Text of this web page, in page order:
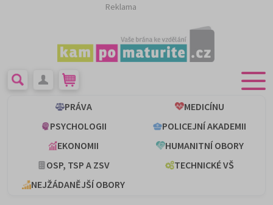
Reklama
PRÁVA
MEDICÍNU
PSYCHOLOGII
POLICEJNÍ AKADEMII
EKONOMII
HUMANITNÍ OBORY
OSP, TSP A ZSV
TECHNICKÉ VŠ
NEJŽÁDANĚJŠÍ OBORY